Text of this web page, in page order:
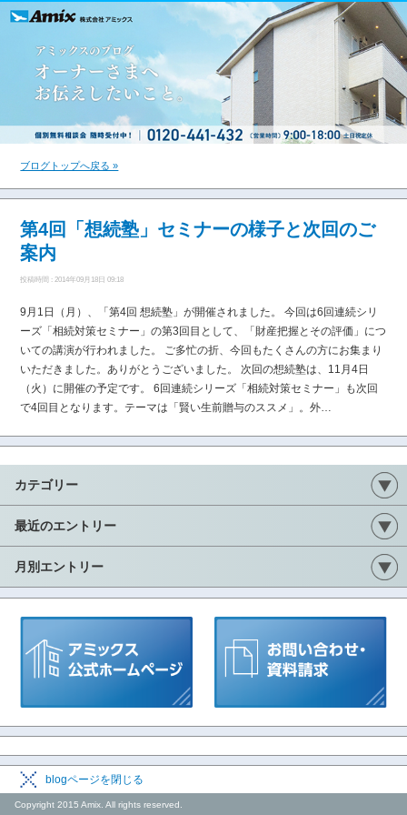
ブログトップへ戻る »
第4回「想続塾」セミナーの様子と次回のご
案内
投稿時間 : 2014年09月18日 09:18
9月1日（月）、「第4回 想続塾」が開催されました。 今回は6回連続シリ
ーズ「相続対策セミナー」の第3回目として、「財産把握とその評価」につ
いての講演が行われました。 ご多忙の折、今回もたくさんの方にお集まり
いただきました。ありがとうございました。 次回の想続塾は、11月4日
（火）に開催の予定です。 6回連続シリーズ「相続対策セミナー」も次回
で4回目となります。テーマは「賢い生前贈与のススメ」。外…
カテゴリー
最近のエントリー
月別エントリー
blogページを閉じる
Copyright 2015 Amix. All rights reserved.